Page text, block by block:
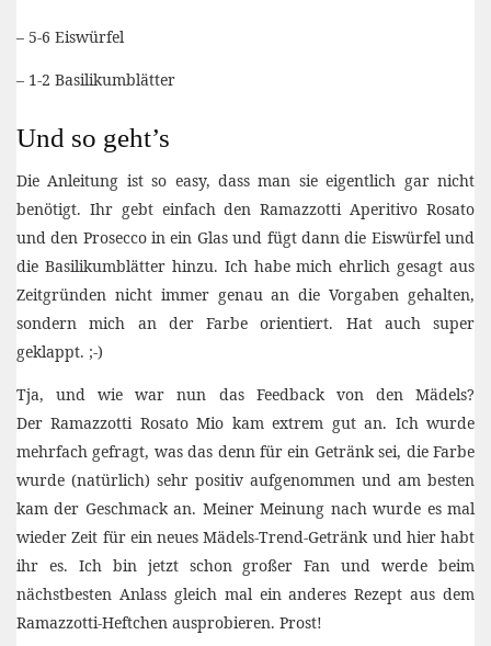
– 5-6 Eiswürfel
– 1-2 Basilikumblätter
Und so geht’s
Die Anleitung ist so easy, dass man sie eigentlich gar nicht
benötigt. Ihr gebt einfach den Ramazzotti Aperitivo Rosato
und den Prosecco in ein Glas und fügt dann die Eiswürfel und
die Basilikumblätter hinzu. Ich habe mich ehrlich gesagt aus
Zeitgründen nicht immer genau an die Vorgaben gehalten,
sondern mich an der Farbe orientiert. Hat auch super
geklappt. ;-)
Tja, und wie war nun das Feedback von den Mädels?
Der Ramazzotti Rosato Mio kam extrem gut an. Ich wurde
mehrfach gefragt, was das denn für ein Getränk sei, die Farbe
wurde (natürlich) sehr positiv aufgenommen und am besten
kam der Geschmack an. Meiner Meinung nach wurde es mal
wieder Zeit für ein neues Mädels-Trend-Getränk und hier habt
ihr es. Ich bin jetzt schon großer Fan und werde beim
nächstbesten Anlass gleich mal ein anderes Rezept aus dem
Ramazzotti-Heftchen ausprobieren. Prost!